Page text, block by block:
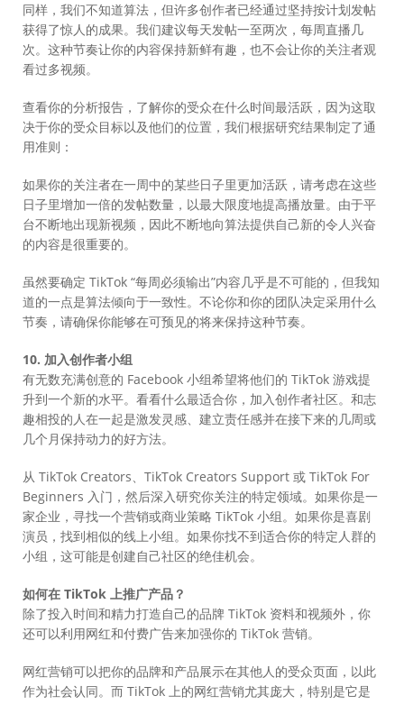
同样，我们不知道算法，但许多创作者已经通过坚持按计划发帖
获得了惊人的成果。我们建议每天发帖一至两次，每周直播几
次。这种节奏让你的内容保持新鲜有趣，也不会让你的关注者观
看过多视频。
查看你的分析报告，了解你的受众在什么时间最活跃，因为这取
决于你的受众目标以及他们的位置，我们根据研究结果制定了通
用准则：
如果你的关注者在一周中的某些日子里更加活跃，请考虑在这些
日子里增加一倍的发帖数量，以最大限度地提高播放量。由于平
台不断地出现新视频，因此不断地向算法提供自己新的令人兴奋
的内容是很重要的。
虽然要确定 TikTok “每周必须输出”内容几乎是不可能的，但我知
道的一点是算法倾向于一致性。不论你和你的团队决定采用什么
节奏，请确保你能够在可预见的将来保持这种节奏。
10. 加入创作者小组
有无数充满创意的 Facebook 小组希望将他们的 TikTok 游戏提
升到一个新的水平。看看什么最适合你，加入创作者社区。和志
趣相投的人在一起是激发灵感、建立责任感并在接下来的几周或
几个月保持动力的好方法。
从 TikTok Creators、TikTok Creators Support 或 TikTok For
Beginners 入门，然后深入研究你关注的特定领域。如果你是一
家企业，寻找一个营销或商业策略 TikTok 小组。如果你是喜剧
演员，找到相似的线上小组。如果你找不到适合你的特定人群的
小组，这可能是创建自己社区的绝佳机会。
如何在 TikTok 上推广产品？
除了投入时间和精力打造自己的品牌 TikTok 资料和视频外，你
还可以利用网红和付费广告来加强你的 TikTok 营销。
网红营销可以把你的品牌和产品展示在其他人的受众页面，以此
作为社会认同。而 TikTok 上的网红营销尤其庞大，特别是它是